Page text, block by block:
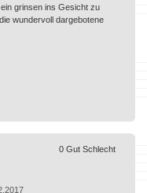
grinsen ins Gesicht zu
wundervoll dargebotene
0 Gut Schlecht